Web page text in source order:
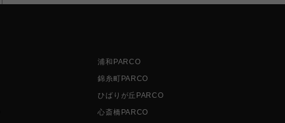
浦和PARCO
錦糸町PARCO
ひばりが丘PARCO
心斎橋PARCO